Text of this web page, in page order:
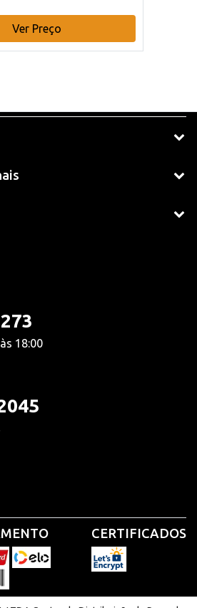
Ver Preço
18:00
CERTIFICADOS